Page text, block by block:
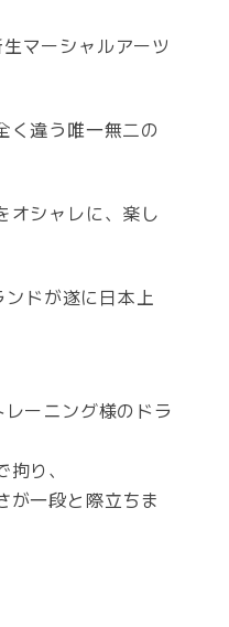
マーシャルアーツ
く違う唯一無二の
オシャレに、楽し
ンドが遂に日本上
ーニング様のドラ
り、
が一段と際立ちま